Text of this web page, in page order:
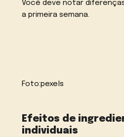
Você deve notar
a primeira semana.
Foto:pexels
Efeitos de
individuais